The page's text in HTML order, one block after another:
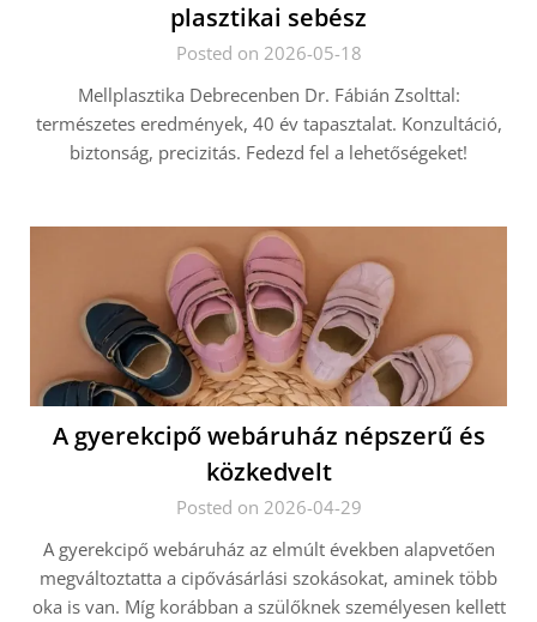
plasztikai sebész
Posted on 2026-05-18
Mellplasztika Debrecenben Dr. Fábián Zsolttal:
természetes eredmények, 40 év tapasztalat. Konzultáció,
biztonság, precizitás. Fedezd fel a lehetőségeket!
A gyerekcipő webáruház népszerű és
közkedvelt
Posted on 2026-04-29
A gyerekcipő webáruház az elmúlt években alapvetően
megváltoztatta a cipővásárlási szokásokat, aminek több
oka is van. Míg korábban a szülőknek személyesen kellett